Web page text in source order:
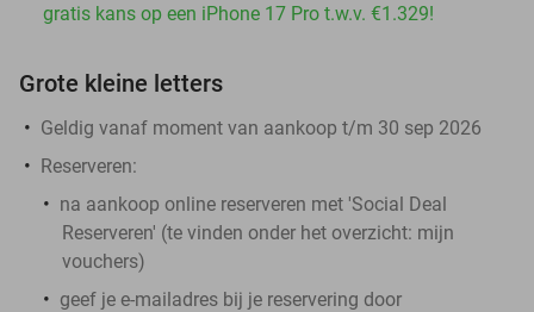
gratis kans op een iPhone 17 Pro t.w.v. €1.329!
Grote kleine letters
Geldig vanaf moment van aankoop t/m 30 sep 2026
Reserveren:
na aankoop online reserveren met 'Social Deal
Reserveren' (te vinden onder het overzicht: mijn
vouchers)
geef je e-mailadres bij je reservering door